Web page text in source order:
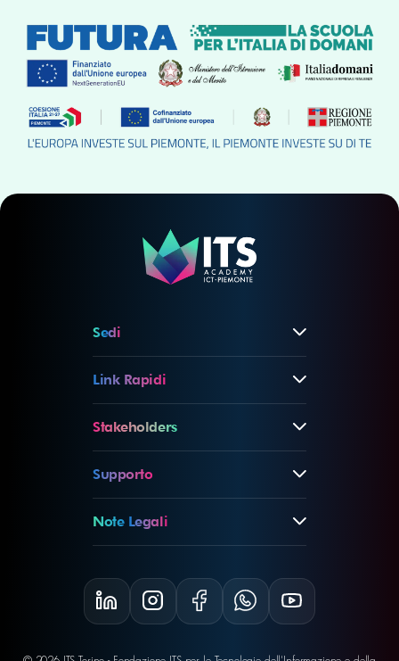
Sedi
Link Rapidi
Stakeholders
Supporto
Note Legali